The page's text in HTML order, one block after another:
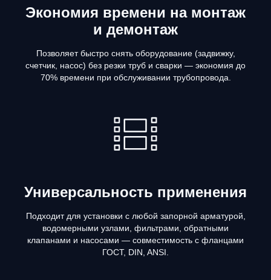
Экономия времени на монтаж
и демонтаж
Позволяет быстро снять оборудование (задвижку,
счетчик, насос) без резки труб и сварки — экономия до
70% времени при обслуживании трубопровода.
Универсальность применения
Подходит для установки с любой запорной арматурой,
водомерными узлами, фильтрами, обратными
клапанами и насосами — совместимость с фланцами
ГОСТ, DIN, ANSI.